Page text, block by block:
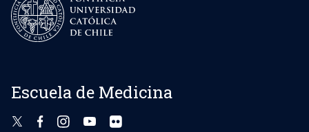
Escuela de Medicina